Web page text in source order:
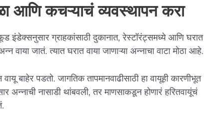
आणि कचऱ्याचं व्यवस्थापन करा
फूड इंडेक्सनुसार ग्राहकांसाठी दुकानात, रेस्टॉरंट्समध्ये आणि घरात
जातं. त्यात घरात वाया जाणाऱ्या अन्नाचा वाटा मोठा आहे.
बाहेर पडतो. जागतिक तापमानवाढीसाठी हा वायूही कारणीभूत
अन्नाची नासाडी थांबवली, तर माणसाकडून होणारं हरितवायूंचं